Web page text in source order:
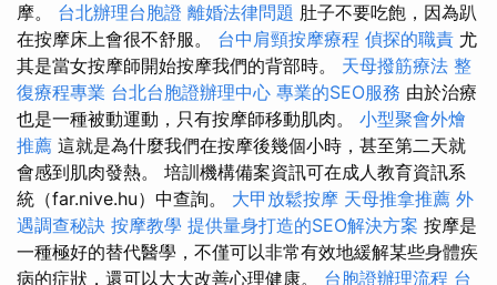
摩。 台北辦理台胞證 離婚法律問題 肚子不要吃飽，因為趴
在按摩床上會很不舒服。 台中肩頸按摩療程 偵探的職責 尤
其是當女按摩師開始按摩我們的背部時。 天母撥筋療法 整
復療程專業 台北台胞證辦理中心 專業的SEO服務 由於治療
也是一種被動運動，只有按摩師移動肌肉。 小型聚會外燴
推薦 這就是為什麼我們在按摩後幾個小時，甚至第二天就
會感到肌肉發熱。 培訓機構備案資訊可在成人教育資訊系
統（far.nive.hu）中查詢。 大甲放鬆按摩 天母推拿推薦 外
遇調查秘訣 按摩教學 提供量身打造的SEO解決方案 按摩是
一種極好的替代醫學，不僅可以非常有效地緩解某些身體疾
病的症狀，還可以大大改善心理健康。 台胞證辦理流程 台